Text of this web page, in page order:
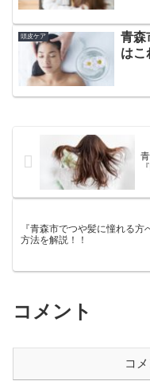
頭皮ケア
青森
はこ
『青森市でつや髪に憧れる方
方法を解説！！
コメント
コ